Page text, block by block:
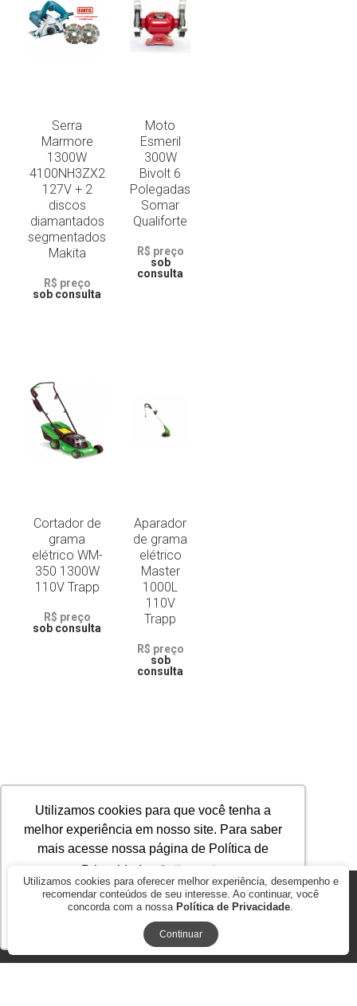
Utilizamos cookies para que você tenha a
melhor experiência em nosso site. Para saber
mais acesse nossa página de Política de
Privacidade.
Saiba mais
Serra
Marmore
1300W
4100NH3ZX2
127V + 2
discos
diamantados
segmentados
Makita
R$ preço
sob consulta
Moto
Esmeril
300W
Bivolt 6
Polegadas
Somar
Qualiforte
R$ preço
sob
consulta
Cortador de
grama
elétrico WM-
350 1300W
110V Trapp
R$ preço
sob consulta
Aparador
de grama
elétrico
Master
1000L
110V
Trapp
R$ preço
sob
consulta
© 2026AGROMAP MAQUINAS AGRÍCOLAS PASSOS LTDA. ME.. CNPJ:
17.278.847/0001-35
BY COMMERCEPLUS
Utilizamos cookies para oferecer melhor experiência, desempenho e
recomendar conteúdos de seu interesse. Ao continuar, você
concorda com a nossa Política de Privacidade.
Continuar